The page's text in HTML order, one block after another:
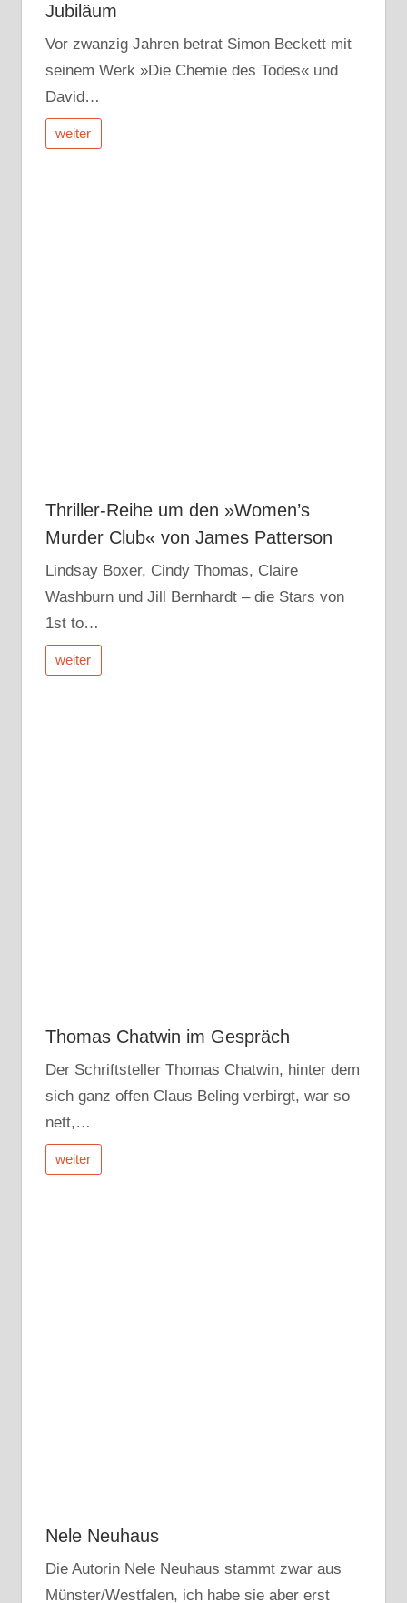
Jubiläum
Vor zwanzig Jahren betrat Simon Beckett mit
seinem Werk »Die Chemie des Todes« und
David…
weiter
Thriller-Reihe um den »Women’s
Murder Club« von James Patterson
Lindsay Boxer, Cindy Thomas, Claire
Washburn und Jill Bernhardt – die Stars von
1st to…
weiter
Thomas Chatwin im Gespräch
Der Schriftsteller Thomas Chatwin, hinter dem
sich ganz offen Claus Beling verbirgt, war so
nett,…
weiter
Nele Neuhaus
Die Autorin Nele Neuhaus stammt zwar aus
Münster/Westfalen, ich habe sie aber erst